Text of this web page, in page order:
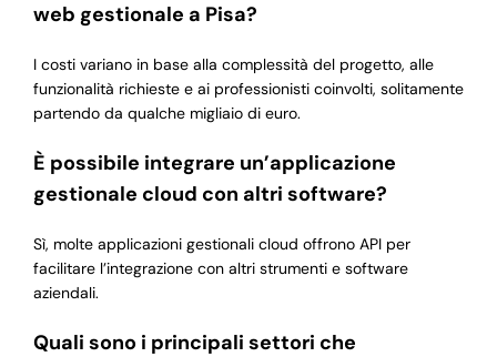
web gestionale a Pisa?
I costi variano in base alla complessità del progetto, alle
funzionalità richieste e ai professionisti coinvolti, solitamente
partendo da qualche migliaio di euro.
È possibile integrare un’applicazione
gestionale cloud con altri software?
Sì, molte applicazioni gestionali cloud offrono API per
facilitare l’integrazione con altri strumenti e software
aziendali.
Quali sono i principali settori che